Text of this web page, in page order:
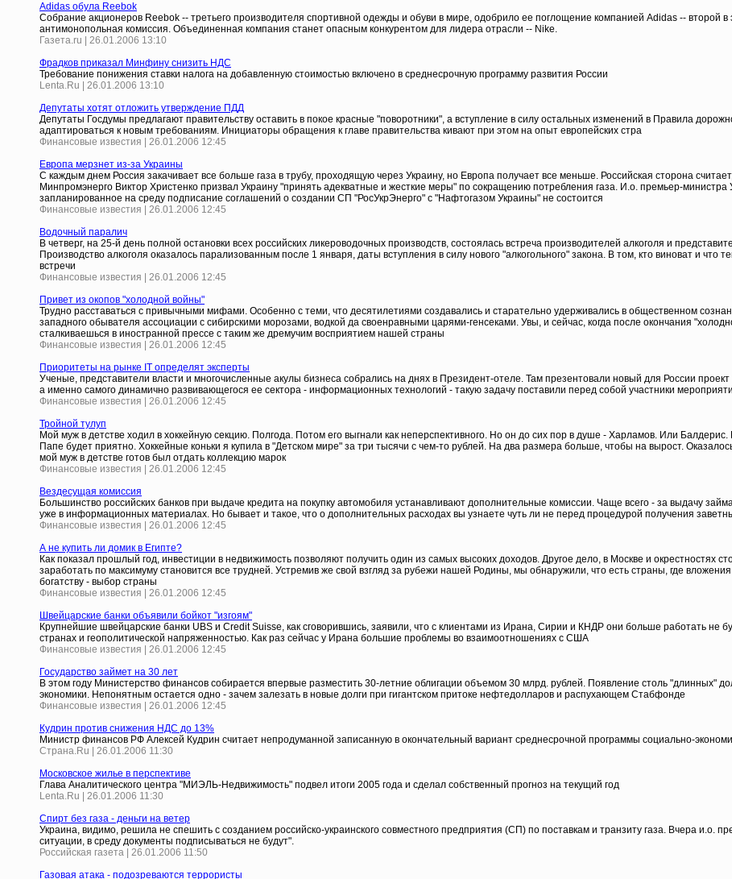
Adidas обула Reebok
Собрание акционеров Reebok -- третьего производителя спортивной одежды и обуви в мире, одобрило ее поглощение компанией Adidas -- второй
антимонопольная комиссия. Объединенная компания станет опасным конкурентом для лидера отрасли -- Nike.
Газета.ru | 26.01.2006 13:10
Фрадков приказал Минфину снизить НДС
Требование понижения ставки налога на добавленную стоимостью включено в среднесрочную программу развития России
Lenta.Ru | 26.01.2006 13:10
Депутаты хотят отложить утверждение ПДД
Депутаты Госдумы предлагают правительству оставить в покое красные "поворотники", а вступление в силу остальных изменений в Правила
адаптироваться к новым требованиям. Инициаторы обращения к главе правительства кивают при этом на опыт европейских стра
Финансовые известия | 26.01.2006 12:45
Европа мерзнет из-за Украины
С каждым днем Россия закачивает все больше газа в трубу, проходящую через Украину, но Европа получает все меньше. Российская сторона
Минпромэнерго Виктор Христенко призвал Украину "принять адекватные и жесткие меры" по сокращению потребления газа. И.о. премьер-
запланированное на среду подписание соглашений о создании СП "РосУкрЭнерго" с "Нафтогазом Украины" не состоится
Финансовые известия | 26.01.2006 12:45
Водочный паралич
В четверг, на 25-й день полной остановки всех российских ликероводочных производств, состоялась встреча производителей алкоголя и
Производство алкоголя оказалось парализованным после 1 января, даты вступления в силу нового "алкогольного" закона. В том, кто виноват и что
встречи
Финансовые известия | 26.01.2006 12:45
Привет из окопов "холодной войны"
Трудно расставаться с привычными мифами. Особенно с теми, что десятилетиями создавались и старательно удерживались в общественном
западного обывателя ассоциации с сибирскими морозами, водкой да своенравными царями-генсеками. Увы, и сейчас, когда после окончания
сталкиваешься в иностранной прессе с таким же дремучим восприятием нашей страны
Финансовые известия | 26.01.2006 12:45
Приоритеты на рынке IT определят эксперты
Ученые, представители власти и многочисленные акулы бизнеса собрались на днях в Президент-отеле. Там презентовали новый для России
а именно самого динамично развивающегося ее сектора - информационных технологий - такую задачу поставили перед собой участники
Финансовые известия | 26.01.2006 12:45
Тройной тулуп
Мой муж в детстве ходил в хоккейную секцию. Полгода. Потом его выгнали как неперспективного. Но он до сих пор в душе - Харламов. Или
Папе будет приятно. Хоккейные коньки я купила в "Детском мире" за три тысячи с чем-то рублей. На два размера больше, чтобы на вырост.
мой муж в детстве готов был отдать коллекцию марок
Финансовые известия | 26.01.2006 12:45
Вездесущая комиссия
Большинство российских банков при выдаче кредита на покупку автомобиля устанавливают дополнительные комиссии. Чаще всего - за выдачу
уже в информационных материалах. Но бывает и такое, что о дополнительных расходах вы узнаете чуть ли не перед процедурой получения
Финансовые известия | 26.01.2006 12:45
А не купить ли домик в Египте?
Как показал прошлый год, инвестиции в недвижимость позволяют получить один из самых высоких доходов. Другое дело, в Москве и окрестностях
заработать по максимуму становится все трудней. Устремив же свой взгляд за рубежи нашей Родины, мы обнаружили, что есть страны, где
богатству - выбор страны
Финансовые известия | 26.01.2006 12:45
Швейцарские банки объявили бойкот "изгоям"
Крупнейшие швейцарские банки UBS и Credit Suisse, как сговорившись, заявили, что с клиентами из Ирана, Сирии и КНДР они больше работать не
странах и геополитической напряженностью. Как раз сейчас у Ирана большие проблемы во взаимоотношениях с США
Финансовые известия | 26.01.2006 12:45
Государство займет на 30 лет
В этом году Министерство финансов собирается впервые разместить 30-летние облигации объемом 30 млрд. рублей. Появление столь "длинных"
экономики. Непонятным остается одно - зачем залезать в новые долги при гигантском притоке нефтедолларов и распухающем Стабфонде
Финансовые известия | 26.01.2006 12:45
Кудрин против снижения НДС до 13%
Министр финансов РФ Алексей Кудрин считает непродуманной записанную в окончательный вариант среднесрочной программы социально-
Страна.Ru | 26.01.2006 11:30
Московское жилье в перспективе
Глава Аналитического центра "МИЭЛЬ-Недвижимость" подвел итоги 2005 года и сделал собственный прогноз на текущий год
Lenta.Ru | 26.01.2006 11:30
Спирт без газа - деньги на ветер
Украина, видимо, решила не спешить с созданием российско-украинского совместного предприятия (СП) по поставкам и транзиту газа. Вчера
ситуации, в среду документы подписываться не будут".
Российская газета | 26.01.2006 11:50
Газовая атака - подозреваются террористы